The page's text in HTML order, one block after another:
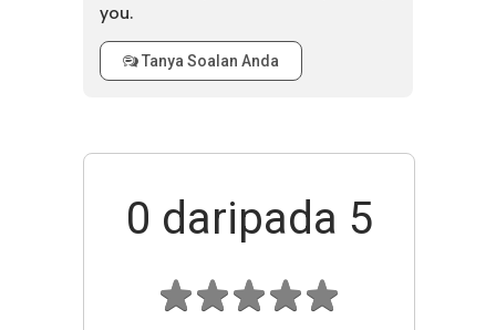
you.
Tanya Soalan Anda
0 daripada 5